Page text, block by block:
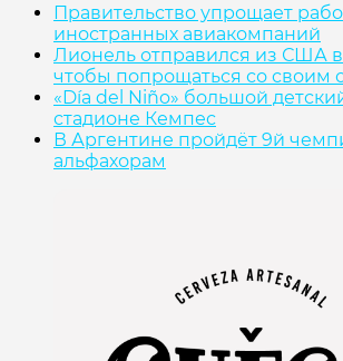
Правительство упрощает
иностранных авиакомпаний
Лионель отправился из США
чтобы попрощаться со своим
«Día del Niño» большой
стадионе Кемпес
В Аргентине пройдёт 9й
альфахорам